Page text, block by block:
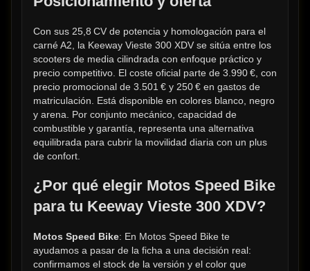
Con sus 25,8 CV de potencia y homologación para el
carné A2, la Keeway Vieste 300 XDV se sitúa entre los
scooters de media cilindrada con enfoque práctico y
precio competitivo. El coste oficial parte de 3.990 €, con
precio promocional de 3.501 € y 250 € en gastos de
matriculación. Está disponible en colores blanco, negro
y arena. Por conjunto mecánico, capacidad de
combustible y garantía, representa una alternativa
equilibrada para cubrir la movilidad diaria con un plus
de confort.
¿Por qué elegir Motos Speed Bike
para tu Keeway Vieste 300 XDV?
Motos Speed Bike: En Motos Speed Bike te
ayudamos a pasar de la ficha a una decisión real:
confirmamos el stock de la versión y el color que